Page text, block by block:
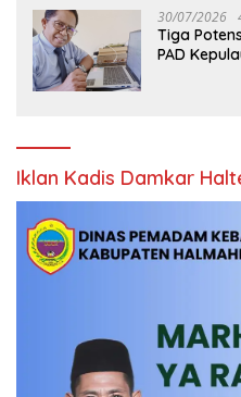
30/07/2026
Tiga
PAD
Iklan Kadis Damkar